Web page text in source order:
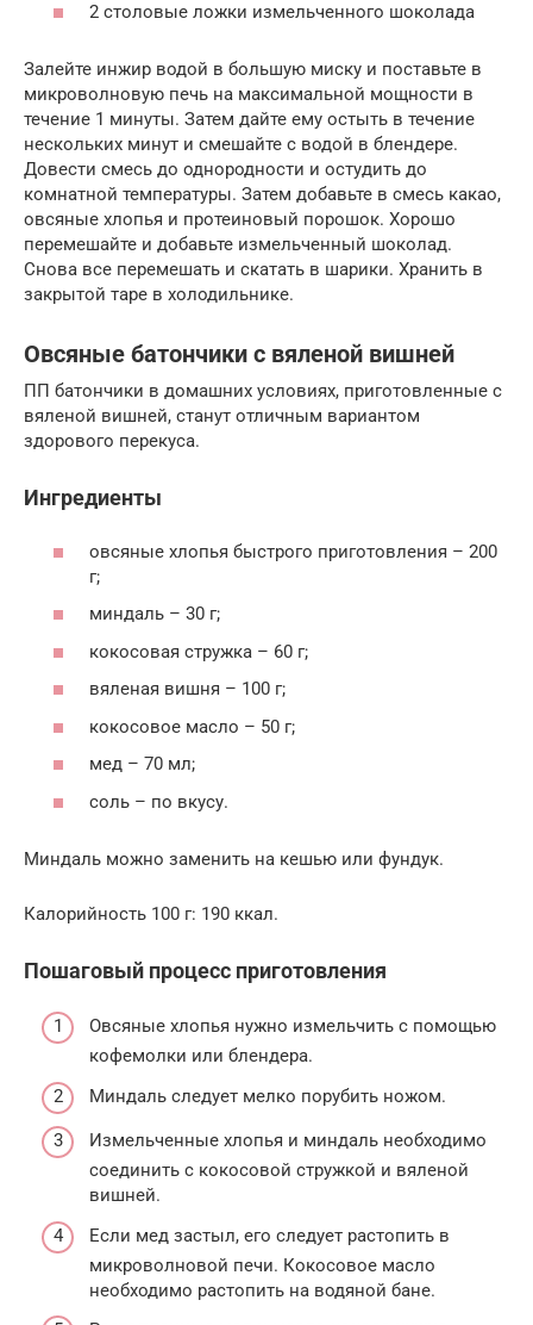
2 столовые ложки измельченного шоколада
Залейте инжир водой в большую миску и поставьте в
микроволновую печь на максимальной мощности в
течение 1 минуты. Затем дайте ему остыть в течение
нескольких минут и смешайте с водой в блендере.
Довести смесь до однородности и остудить до
комнатной температуры. Затем добавьте в смесь какао,
овсяные хлопья и протеиновый порошок. Хорошо
перемешайте и добавьте измельченный шоколад.
Снова все перемешать и скатать в шарики. Хранить в
закрытой таре в холодильнике.
Овсяные батончики с вяленой вишней
ПП батончики в домашних условиях, приготовленные с
вяленой вишней, станут отличным вариантом
здорового перекуса.
Ингредиенты
овсяные хлопья быстрого приготовления – 200
г;
миндаль – 30 г;
кокосовая стружка – 60 г;
вяленая вишня – 100 г;
кокосовое масло – 50 г;
мед – 70 мл;
соль – по вкусу.
Миндаль можно заменить на кешью или фундук.
Калорийность 100 г: 190 ккал.
Пошаговый процесс приготовления
Овсяные хлопья нужно измельчить с помощью
кофемолки или блендера.
Миндаль следует мелко порубить ножом.
Измельченные хлопья и миндаль необходимо
соединить с кокосовой стружкой и вяленой
вишней.
Если мед застыл, его следует растопить в
микроволновой печи. Кокосовое масло
необходимо растопить на водяной бане.